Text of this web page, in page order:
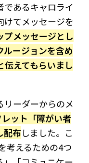
あるキャロライ
けてメッセージを
プメッセージとし
ージョンを含め
えてもらいまし
リーダーからのメ
ット「障がい者
配布しました。こ
考えるための4つ